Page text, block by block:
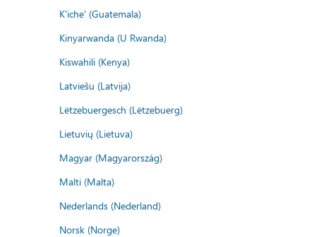
K'iche' (Guatemala)
Kinyarwanda (U Rwanda)
Kiswahili (Kenya)
Latviešu (Latvija)
Lëtzebuergesch (Lëtzebuerg)
Lietuvių (Lietuva)
Magyar (Magyarország)
Malti (Malta)
Nederlands (Nederland)
Norsk (Norge)